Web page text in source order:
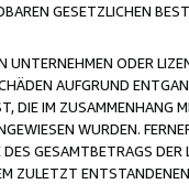
GESETZLICHEN
UNTERNEHMEN ODER
AUFGRUND
DIE IM ZUSAMMENHANG
WURDEN.
GESAMTBETRAGS
ZULETZT